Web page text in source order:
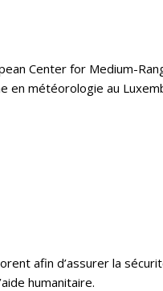
Center for Medium-
en météorologie au
afin d’assurer la
humanitaire.